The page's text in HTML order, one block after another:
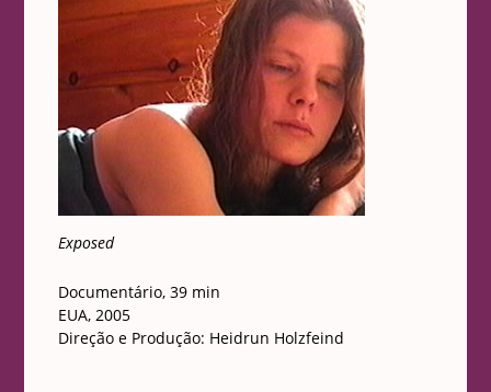
Exposed
Documentário, 39 min
EUA, 2005
Direção e Produção: Heidrun Holzfeind